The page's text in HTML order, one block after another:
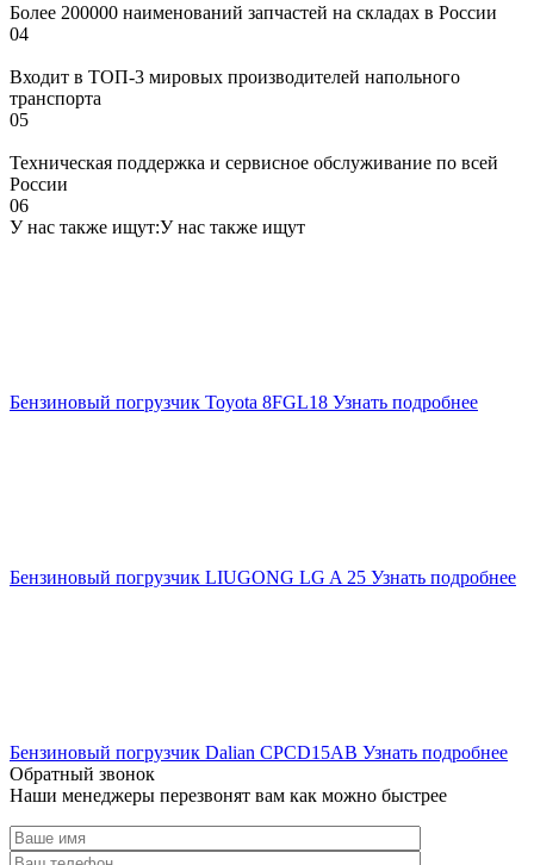
Более 200000 наименований запчастей на складах в России
04
Входит в ТОП-3 мировых производителей напольного
транспорта
05
Техническая поддержка и сервисное обслуживание по всей
России
06
У нас также ищут:У нас также ищут
Бензиновый погрузчик Toyota 8FGL18 Узнать подробнее
Бензиновый погрузчик LIUGONG LG A 25 Узнать подробнее
Бензиновый погрузчик Dalian CPCD15AB Узнать подробнее
Обратный звонок
Наши менеджеры перезвонят вам как можно быстрее